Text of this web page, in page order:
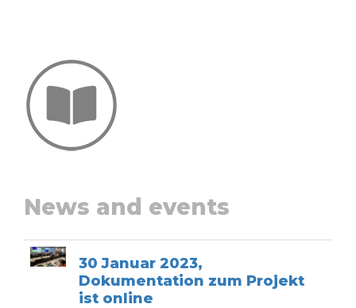
News and events
30 Januar 2023,
Dokumentation zum Projekt
ist online